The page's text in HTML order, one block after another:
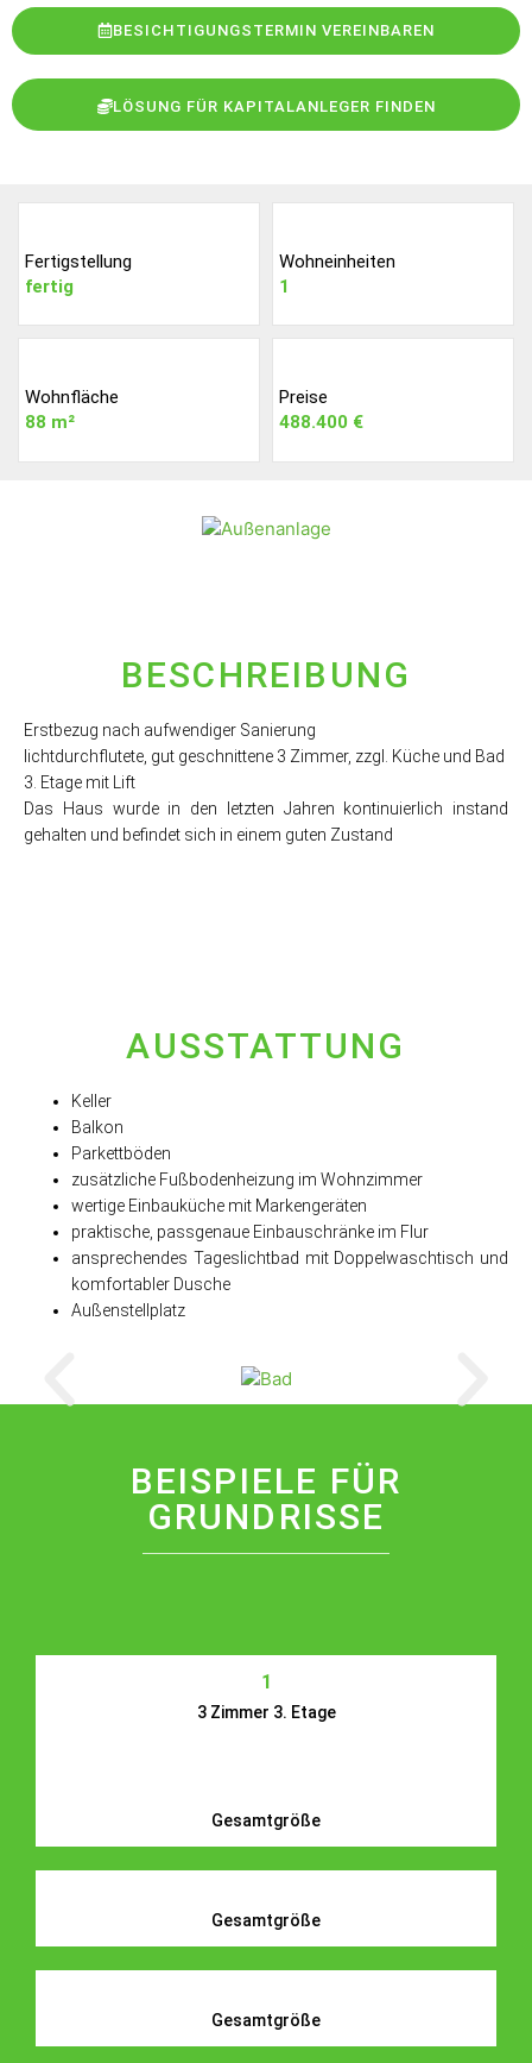
BESICHTIGUNGSTERMIN VEREINBAREN
LÖSUNG FÜR KAPITALANLEGER FINDEN
Fertigstellung
fertig
Wohneinheiten
1
Wohnfläche
88 m²
Preise
488.400 €
BESCHREIBUNG
Erstbezug nach aufwendiger Sanierung
lichtdurchflutete, gut geschnittene 3 Zimmer, zzgl. Küche und Bad
3. Etage mit Lift
Das Haus wurde in den letzten Jahren kontinuierlich instand
gehalten und befindet sich in einem guten Zustand
AUSSTATTUNG
Keller
Balkon
Parkettböden
zusätzliche Fußbodenheizung im Wohnzimmer
wertige Einbauküche mit Markengeräten
praktische, passgenaue Einbauschränke im Flur
ansprechendes Tageslichtbad mit Doppelwaschtisch und
komfortabler Dusche
Außenstellplatz
BEISPIELE FÜR
GRUNDRISSE
1
3 Zimmer 3. Etage
Gesamtgröße
Gesamtgröße
Gesamtgröße